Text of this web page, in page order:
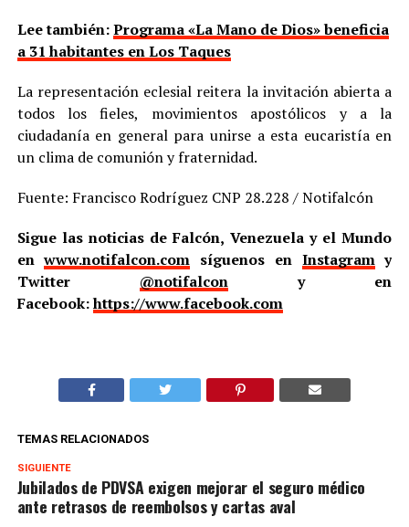
Lee también:Programa «La Mano de Dios» beneficia
a 31 habitantes en Los Taques
La representación eclesial reitera la invitación abierta a
todos los fieles, movimientos apostólicos y a la
ciudadanía en general para unirse a esta eucaristía en
un clima de comunión y fraternidad.
Fuente: Francisco Rodríguez CNP 28.228 / Notifalcón
Sigue las noticias de Falcón, Venezuela y el Mundo
enwww.notifalcon.com síguenos en Instagramy
Twitter @notifalcony en
Facebook:https://www.facebook.com
TEMAS RELACIONADOS
SIGUIENTE
Jubilados de PDVSA exigen mejorar el seguro médico
ante retrasos de reembolsos y cartas aval